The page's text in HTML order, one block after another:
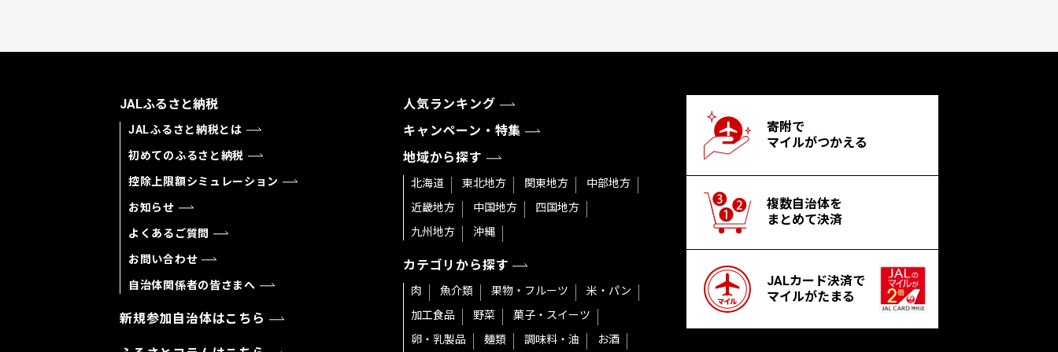
JALふるさと納税
JALふるさと納税とは
初めてのふるさと納税
控除上限額シミュレーション
お知らせ
よくあるご質問
お問い合わせ
自治体関係者の皆さまへ
新規参加自治体はこちら
人気ランキング
キャンペーン・特集
地域から探す
北海道 東北地方 関東地方
中部地方
近畿地方
中国地方
四国地方
九州地方
沖縄
カテゴリから探す
肉 魚介類 果物・フルーツ
米・パン
加工食品
野菜
菓子・スイーツ
卵・乳製品
麺類 調味料・油 お酒
寄附で
マイルがつかえる
複数自治体を
まとめて決済
JALカード決済で
マイルがたまる